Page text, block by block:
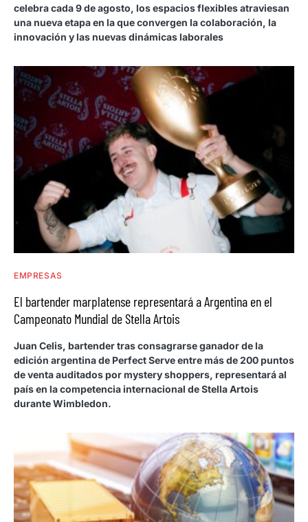
celebra cada 9 de agosto, los espacios flexibles atraviesan
una nueva etapa en la que convergen la colaboración, la
innovación y las nuevas dinámicas laborales
EMPRESAS
El bartender marplatense representará a Argentina en el
Campeonato Mundial de Stella Artois
Juan Celis, bartender tras consagrarse ganador de la
edición argentina de Perfect Serve entre más de 200 puntos
de venta auditados por mystery shoppers, representará al
país en la competencia internacional de Stella Artois
durante Wimbledon.